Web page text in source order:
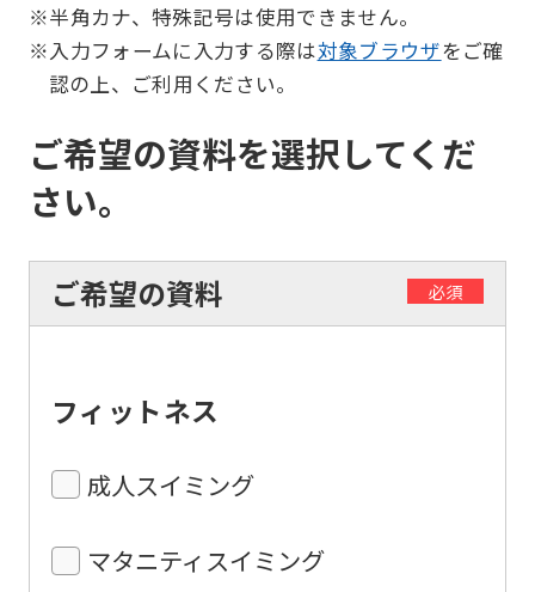
※半角カナ、特殊記号は使用できません。
※入力フォームに入力する際は対象ブラウザをご確
認の上、ご利用ください。
ご希望の資料を選択してくだ
さい。
ご希望の資料 必須
フィットネス
成人スイミング
マタニティスイミング